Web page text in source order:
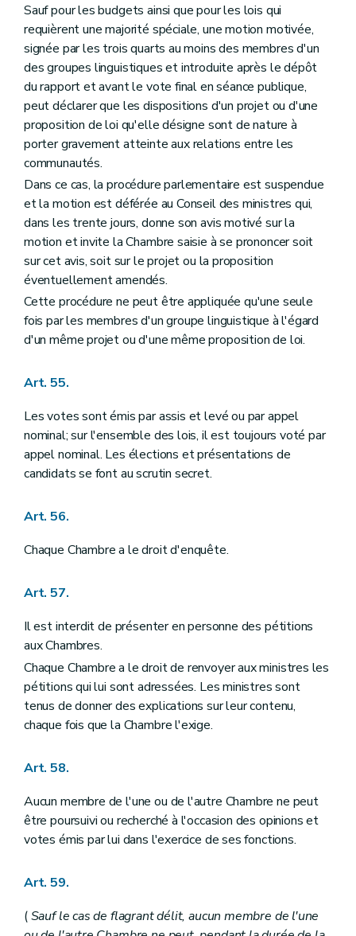
Sauf pour les budgets ainsi que pour les lois qui
requièrent une majorité spéciale, une motion motivée,
signée par les trois quarts au moins des membres d'un
des groupes linguistiques et introduite après le dépôt
du rapport et avant le vote final en séance publique,
peut déclarer que les dispositions d'un projet ou d'une
proposition de loi qu'elle désigne sont de nature à
porter gravement atteinte aux relations entre les
communautés.
Dans ce cas, la procédure parlementaire est suspendue
et la motion est déférée au Conseil des ministres qui,
dans les trente jours, donne son avis motivé sur la
motion et invite la Chambre saisie à se prononcer soit
sur cet avis, soit sur le projet ou la proposition
éventuellement amendés.
Cette procédure ne peut être appliquée qu'une seule
fois par les membres d'un groupe linguistique à l'égard
d'un même projet ou d'une même proposition de loi.
Art. 55.
Les votes sont émis par assis et levé ou par appel
nominal; sur l'ensemble des lois, il est toujours voté par
appel nominal. Les élections et présentations de
candidats se font au scrutin secret.
Art. 56.
Chaque Chambre a le droit d'enquête.
Art. 57.
Il est interdit de présenter en personne des pétitions
aux Chambres.
Chaque Chambre a le droit de renvoyer aux ministres les
pétitions qui lui sont adressées. Les ministres sont
tenus de donner des explications sur leur contenu,
chaque fois que la Chambre l'exige.
Art. 58.
Aucun membre de l'une ou de l'autre Chambre ne peut
être poursuivi ou recherché à l'occasion des opinions et
votes émis par lui dans l'exercice de ses fonctions.
Art. 59.
(Sauf le cas de flagrant délit, aucun membre de l'une